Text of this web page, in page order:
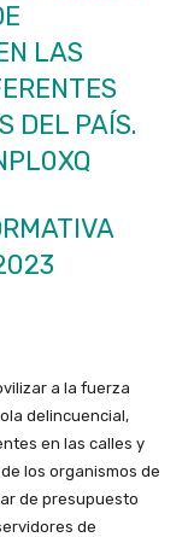
LAS
DEL PAÍS.
a la fuerza
delincuencial,
en las calles y
los organismos de
de presupuesto
de